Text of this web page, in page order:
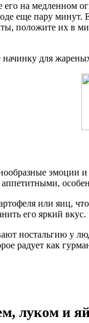
на медленном
еще пару минут.
положите их в
начинку для
или яиц,
его яркий вкус.
ностальгию у
радует как
луком и